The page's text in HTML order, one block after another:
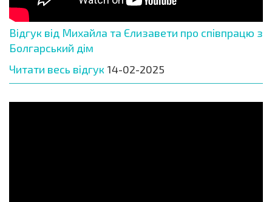
Відгук від Михайла та Єлизавети про співпрацю з
Болгарський дім
Читати весь відгук 14-02-2025